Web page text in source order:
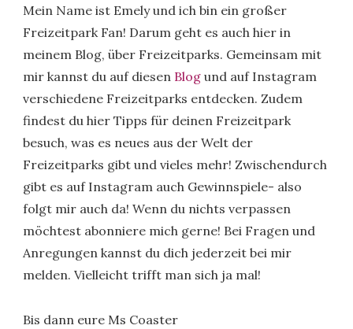
Mein Name ist Emely und ich bin ein großer
Freizeitpark Fan! Darum geht es auch hier in
meinem Blog, über Freizeitparks. Gemeinsam mit
mir kannst du auf diesen Blogund auf Instagram
verschiedene Freizeitparks entdecken. Zudem
findest du hier Tipps für deinen Freizeitpark
besuch, was es neues aus der Welt der
Freizeitparks gibt und vieles mehr! Zwischendurch
gibt es auf Instagram auch Gewinnspiele- also
folgt mir auch da! Wenn du nichts verpassen
möchtest abonniere mich gerne! Bei Fragen und
Anregungen kannst du dich jederzeit bei mir
melden. Vielleicht trifft man sich ja mal!
Bis dann eure Ms Coaster